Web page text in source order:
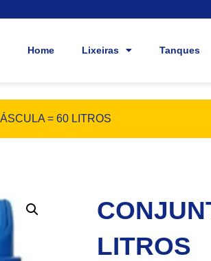
Home Lixeiras Tanques
= 60 LITROS
LITROS